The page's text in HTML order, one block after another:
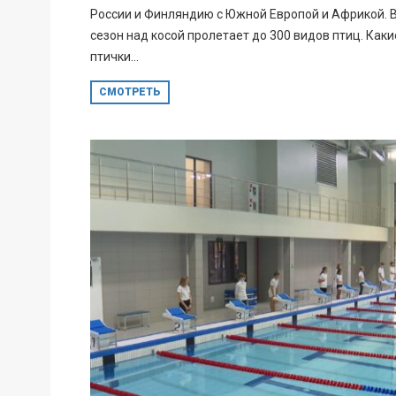
России и Финляндию с Южной Европой и Африкой.
сезон над косой пролетает до 300 видов птиц.
птички...
СМОТРЕТЬ